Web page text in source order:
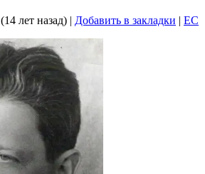
(14 лет назад) | Добавить в закладки | EC